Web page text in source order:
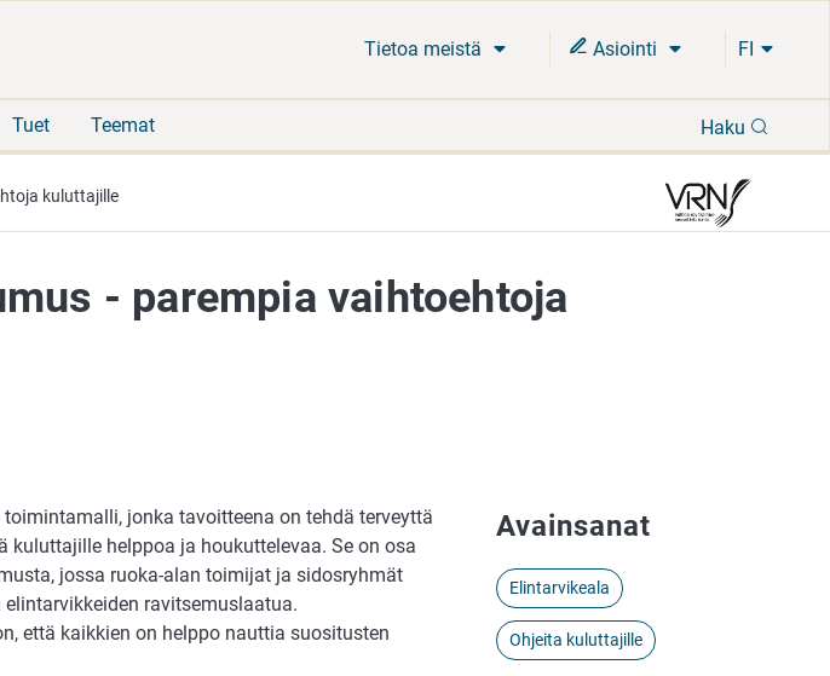
Tietoa meistä Asiointi FI
Tuet Teemat Haku
kuluttajille
- parempia vaihtoehtoja
jonka tavoitteena on tehdä terveyttä
kuluttajille helppoa ja houkuttelevaa. Se on osa
jossa ruoka-alan toimijat ja sidosryhmät
ravitsemuslaatua.
että kaikkien on helppo nauttia suositusten
Avainsanat
Elintarvikeala
Ohjeita kuluttajille